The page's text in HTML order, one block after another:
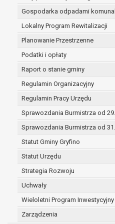
Gospodarka odpadami
Lokalny Program Rewitalizacji
Planowanie Przestrzenne
Podatki i opłaty
Raport o stanie gminy
Regulamin Organizacyjny
Regulamin Pracy Urzędu
Sprawozdania Burmistrza od
Sprawozdania Burmistrza od
Statut Gminy Gryfino
Statut Urzędu
Strategia Rozwoju
Uchwały
Wieloletni Program Inwestycyjny
Zarządzenia
w ramach
administratorowi;
w pozostałych
wyłącznie na
zakresie i celu
W związku z
dane osobowe mogą
odbiorcom lub
Odbiorcami mogą być:
podmioty, które
administratora
powierzenia
podmioty
podstawie
Pani/Pana dane
niezbędny do realizacji
z terminami
powszechnie
W przypadku, gdy
zgody osoby, której